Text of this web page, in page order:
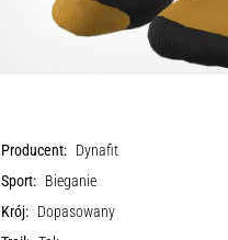
Producent: Dynafit
Sport: Bieganie
Krój: Dopasowany